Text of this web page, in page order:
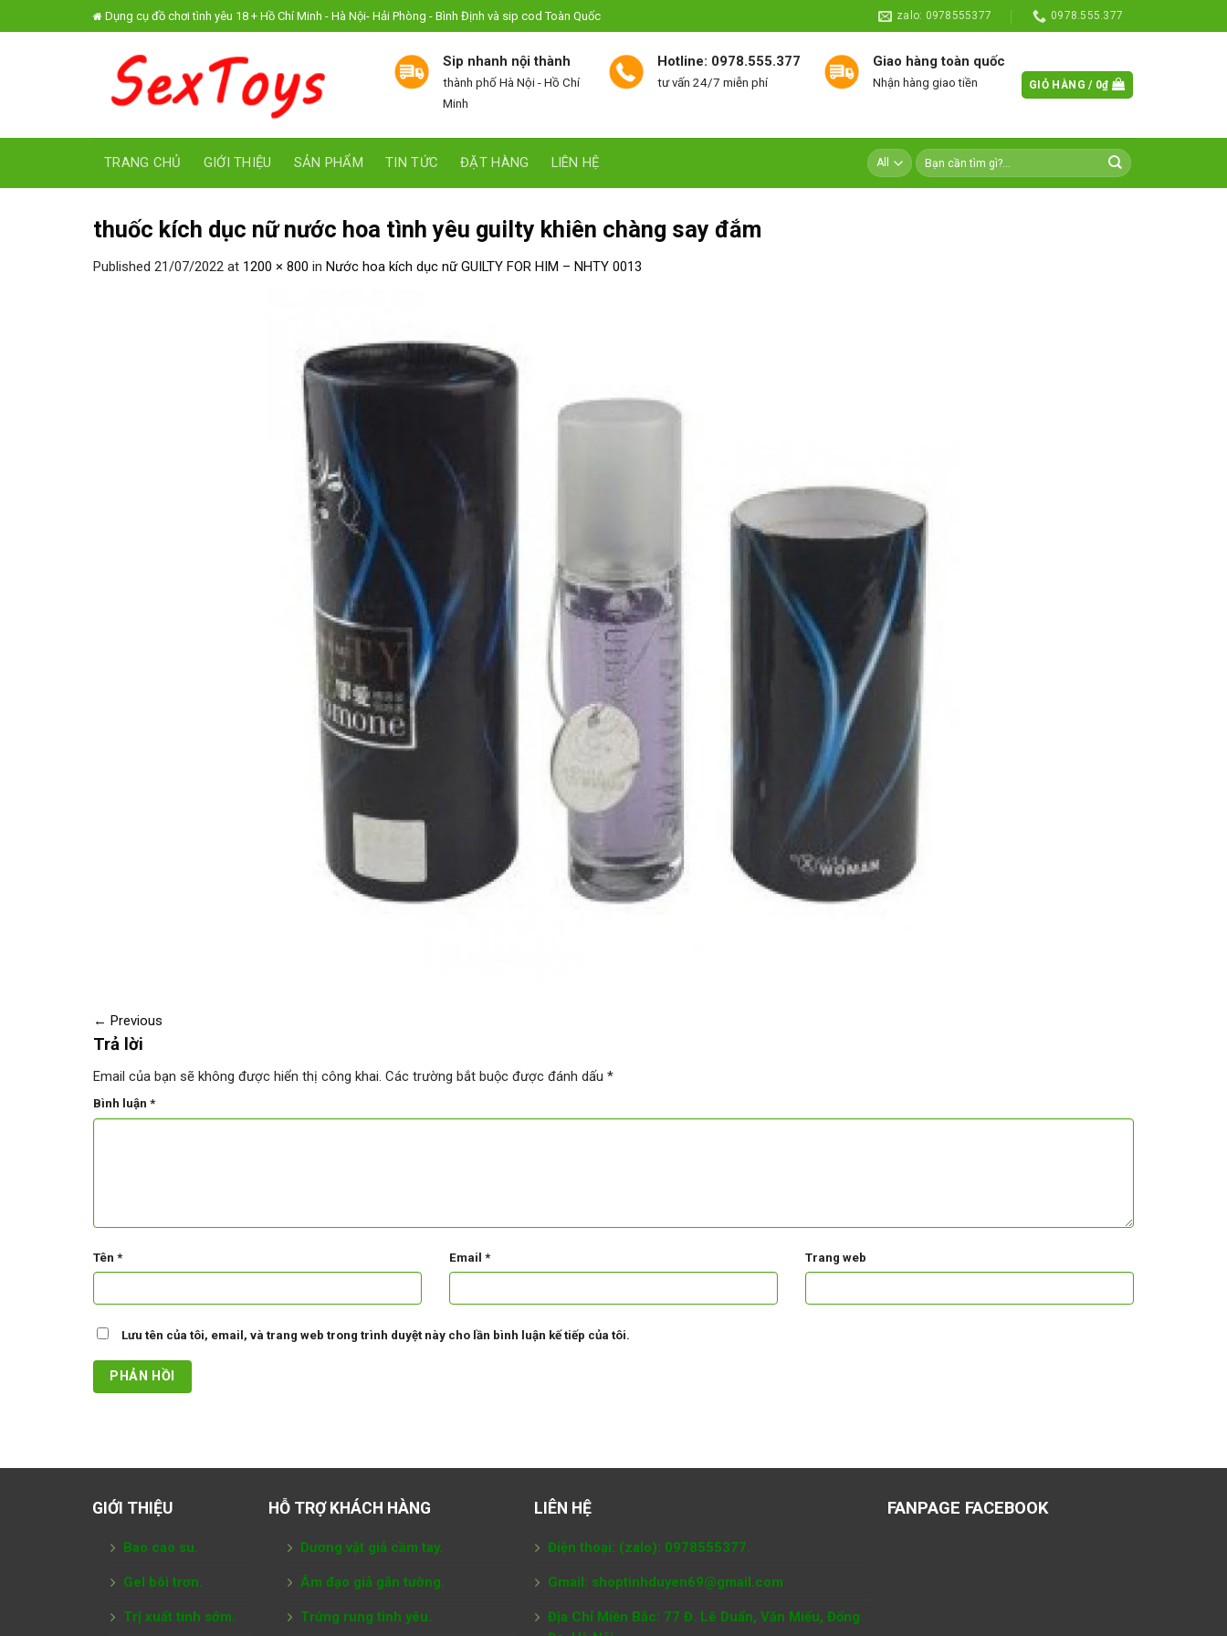
to
Dụng cụ đồ chơi tình yêu 18 + Hồ Chí Minh - Hà Nội- Hải Phòng - Bình Định và sip cod Toàn Quốc zalo: 0978555377 0978.555.377
Sip nhanh nội thành
thành phố Hà Nội - Hồ Chí
Minh
Hotline: 0978.555.377
tư vấn 24/7 miễn phí
Giao hàng toàn quốc
Nhận hàng giao tiền GIỎ HÀNG / 0₫
TRANG CHỦ GIỚI THIỆU SẢN PHẨM TIN TỨC ĐẶT HÀNG LIÊN HỆ
thuốc kích dục nữ nước hoa tình yêu guilty khiên chàng say đắm
Published 21/07/2022 at 1200 × 800 in Nước hoa kích dục nữ GUILTY FOR HIM – NHTY 0013
← Previous
Trả lời
Email của bạn sẽ không được hiển thị công khai. Các trường bắt buộc được đánh dấu *
Bình luận *
Tên * Email * Trang web
Lưu tên của tôi, email, và trang web trong trình duyệt này cho lần bình luận kế tiếp của tôi.
GIỚI THIỆU
Bao cao su.
Gel bôi trơn.
Trị xuất tinh sớm.
HỖ TRỢ KHÁCH HÀNG
Dương vật giả cầm tay.
Âm đạo giả gắn tường.
Trứng rung tình yêu.
LIÊN HỆ
Điện thoại: (zalo): 0978555377.
Gmail: shoptinhduyen69@gmail.com
Địa Chỉ Miền Bắc: 77 Đ. Lê Duẩn, Văn Miếu, Đống
FANPAGE FACEBOOK